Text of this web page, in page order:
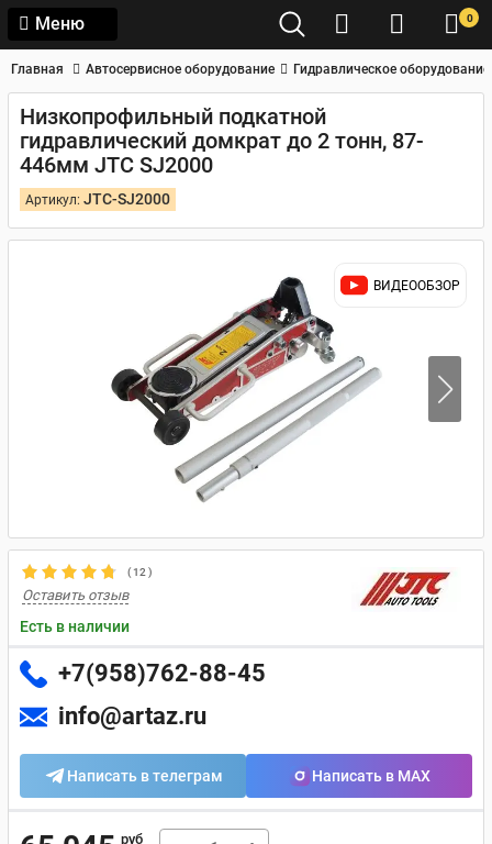
Меню 0
Главная Автосервисное оборудование Гидравлическое оборудование
Низкопрофильный подкатной
гидравлический домкрат до 2 тонн, 87-
446мм JTC SJ2000
Артикул: JTC-SJ2000
ВИДЕООБЗОР
(12 )
Оставить отзыв
Есть в наличии
+7(958)762-88-45
info@artaz.ru
Написать в телеграм Написать в MAX
руб